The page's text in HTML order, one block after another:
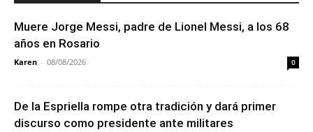
Muere Jorge Messi, padre de Lionel Messi, a los 68
años en Rosario
Karen - 08/08/2026 0
De la Espriella rompe otra tradición y dará primer
discurso como presidente ante militares